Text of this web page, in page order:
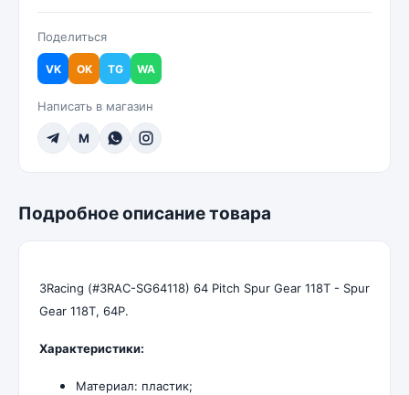
Поделиться
VK OK TG WA
Написать в магазин
M
Подробное описание товара
3Racing (#3RAC-SG64118) 64 Pitch Spur Gear 118T - Spur
Gear 118T, 64P.
Характеристики:
Материал: пластик;